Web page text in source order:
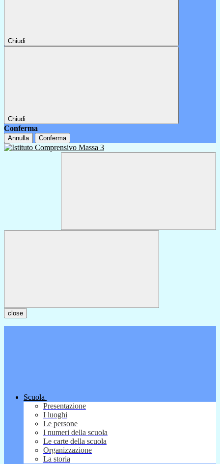
Chiudi
Chiudi
Conferma
Annulla Conferma
close
Scuola
Presentazione
I luoghi
Le persone
I numeri della scuola
Le carte della scuola
Organizzazione
La storia